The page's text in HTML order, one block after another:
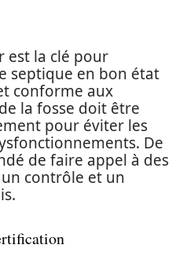
est la clé pour
septique en bon état
conforme aux
la fosse doit être
pour éviter les
De
de faire appel à des
contrôle et un